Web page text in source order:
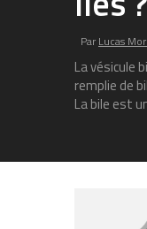
Par Lucas
La vésicule
remplie de
La bile est